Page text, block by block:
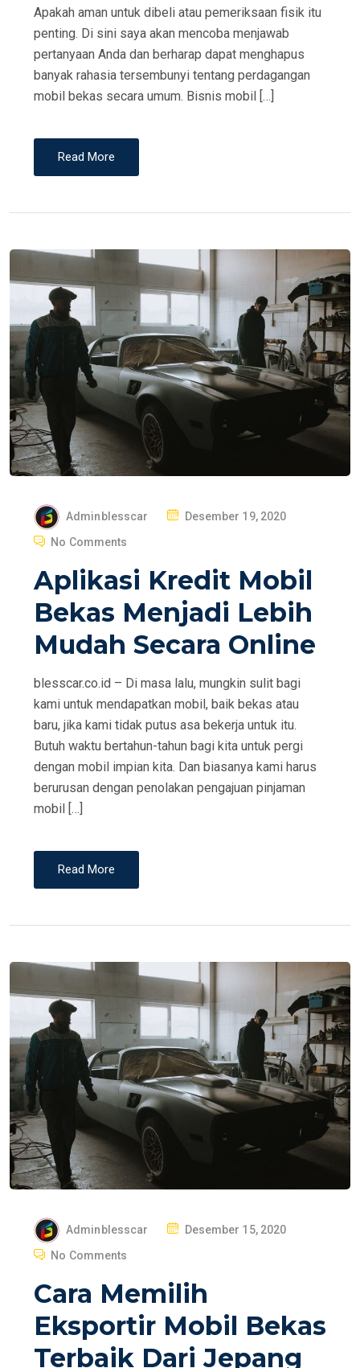
Apakah aman untuk dibeli atau pemeriksaan fisik itu
penting. Di sini saya akan mencoba menjawab
pertanyaan Anda dan berharap dapat menghapus
banyak rahasia tersembunyi tentang perdagangan
mobil bekas secara umum. Bisnis mobil […]
Read More
Adminblesscar
P
T
E
O
Desember 19, 2020
No Comments
Aplikasi Kredit Mobil
Bekas Menjadi Lebih
Mudah Secara Online
blesscar.co.id – Di masa lalu, mungkin sulit bagi
kami untuk mendapatkan mobil, baik bekas atau
baru, jika kami tidak putus asa bekerja untuk itu.
Butuh waktu bertahun-tahun bagi kita untuk pergi
dengan mobil impian kita. Dan biasanya kami harus
berurusan dengan penolakan pengajuan pinjaman
mobil […]
Read More
Adminblesscar
P
T
O
Desember 15, 2020
No Comments
Cara Memilih
Eksportir Mobil Bekas
Terbaik Dari Jepang